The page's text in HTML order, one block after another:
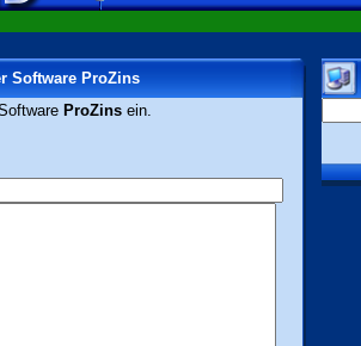
Software ProZins
ProZins ein.